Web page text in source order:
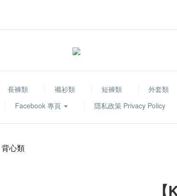
長褲類 襯衫類 短褲類 外套類
Facebook 專頁 隱私政策 Privacy Policy
背心類